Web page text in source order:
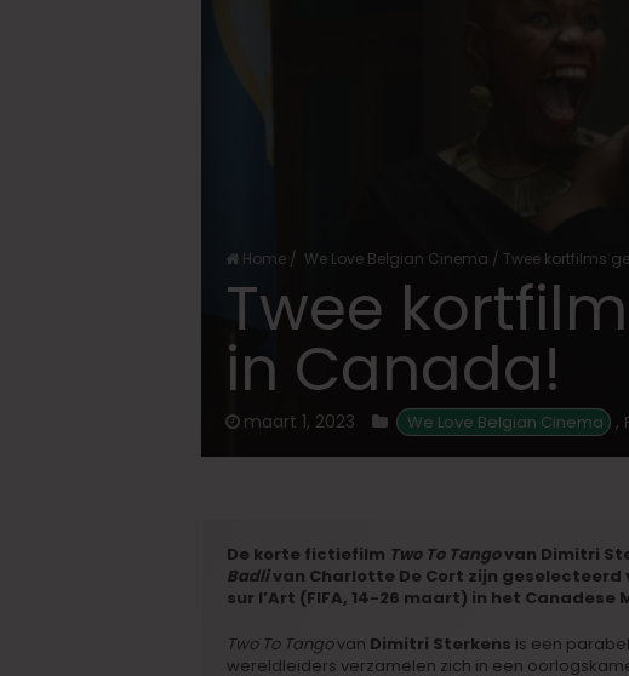
Home / We Love Belgian Cinema / Twee kortfilms
Twee
in Canada!
maart 1, 2023 We Love Belgian Cinema ,
De korte fictiefilm Two To Tangovan Dimitri
Badlivan Charlotte De Cort zijn
sur l’Art (FIFA, 14-26 maart) in het Canadese
Two To Tangovan Dimitri Sterkens is een
wereldleiders verzamelen zich in een